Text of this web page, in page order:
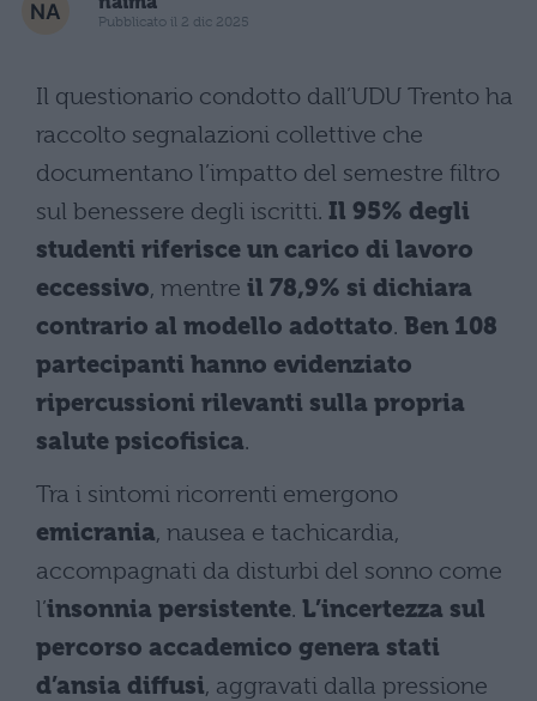
Pubblicato il 2 dic 2025
Il questionario condotto dall’UDU Trento ha
raccolto segnalazioni collettive che
documentano l’impatto del semestre filtro
sul benessere degli iscritti. Il 95% degli
studenti riferisce un carico di lavoro
eccessivo, mentre il 78,9% si dichiara
contrario al modello adottato. Ben 108
partecipanti hanno evidenziato
ripercussioni rilevanti sulla propria
salute psicofisica.
Tra i sintomi ricorrenti emergono
emicrania, nausea e tachicardia,
accompagnati da disturbi del sonno come
l’insonnia persistente. L’incertezza sul
percorso accademico genera stati
d’ansia diffusi, aggravati dalla pressione